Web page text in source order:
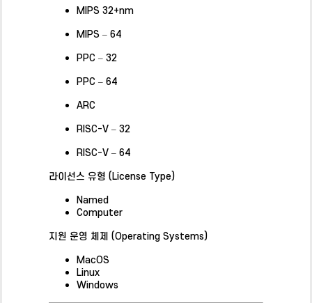
MIPS 32+nm
MIPS – 64
PPC – 32
PPC – 64
ARC
RISC-V – 32
RISC-V – 64
라이선스 유형 (License Type)
Named
Computer
지원 운영 체제 (Operating Systems)
MacOS
Linux
Windows